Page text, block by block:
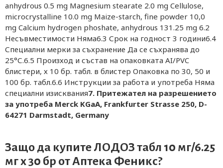
anhydrous 0.5 mg Magnesium stearate 2.0 mg Cellulose,
microcrystalline 10.0 mg Maize-starch, fine powder 10,0
mg Calcium hydrogen phoshate, anhydrous 131.25 mg 6.2
Несъвместимости Няма6.3 Срок на годност 3 години6.4
Специални мерки за съхранение Да се съхранява до
25°С.6.5 Произход и състав на опаковката AI/PVC
блистери, х 10 бр. табл. в блистер Опаковка по 30, 50 и
100 бр. табл.6.6 Инструкции за работа и употреба Няма
специални изисквания7. Притежател на разрешението
за употреба Merck KGaA, Frankfurter Strasse 250, D-
64271 Darmstadt, Germany
Защо да купите ЛОДОЗ табл 10 мг/6.25
мг х 30 бр отАптека Феникс?